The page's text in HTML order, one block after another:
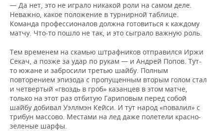
— Да нет, это не играло никакой роли на самом деле.
Неважно, какое положение в турнирной таблице.
Команда профессионалов должна готовиться к каждому
матчу. Что-то пошло не так, и это сыграло важную роль.
Тем временем на скамью штрафников отправился Иржи
Секач, а позже за удар по рукам — и Андрей Попов. Тут-
то южане и забросили третью шайбу. Полным
повторением эпизода с пропущенным вторым голом стал
и четвертый «гвоздь в гроб» казанцев в этом матче,
только на этот раз отбитую Гариповым перед собой
шайбу добивал Уэллмэн Кейси. И тут народ «повалил» с
трибун массово. Местами на лед даже полетели красно-
зеленые шарфы.